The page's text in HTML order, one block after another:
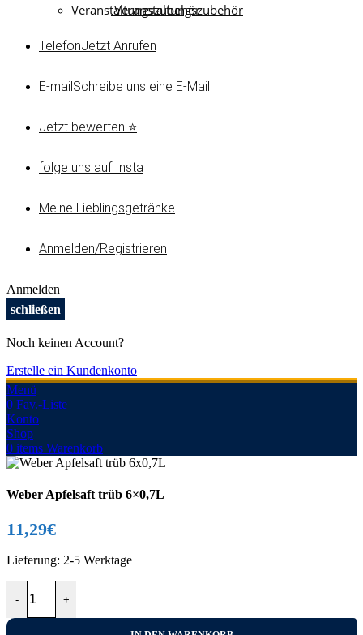
Veranstaltungszubehör
TelefonJetzt Anrufen
E-mailSchreibe uns eine E-Mail
Jetzt bewerten ⭐
folge uns auf Insta
Meine Lieblingsgetränke
Anmelden/Registrieren
Anmelden
schließen
Noch keinen Account?
Erstelle ein Kundenkonto
Menü
0 Fav.-Liste
Konto
Shop
0 items Warenkorb
Weber Apfelsaft trüb 6×0,7L
11,29€
Lieferung: 2-5 Werktage
- +